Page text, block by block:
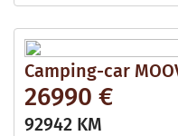
Camping-car
26990 €
92942 KM